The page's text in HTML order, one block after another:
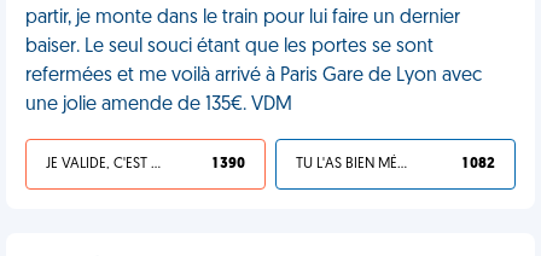
partir, je monte dans le train pour lui faire un dernier
baiser. Le seul souci étant que les portes se sont
refermées et me voilà arrivé à Paris Gare de Lyon avec
une jolie amende de 135€. VDM
JE VALIDE, C'EST UNE VDM 1 390 TU L'AS BIEN MÉRITÉ 1 082